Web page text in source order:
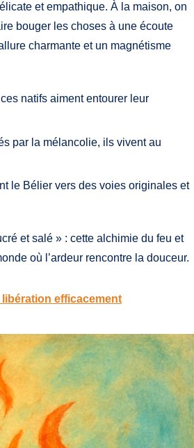
et empathique. À la maison, on
bouger les choses à une écoute
charmante et un magnétisme
natifs aiment entourer leur
par la mélancolie, ils vivent au
le Bélier vers des voies originales et
et salé » : cette alchimie du feu et
où l’ardeur rencontre la douceur.
efficacement